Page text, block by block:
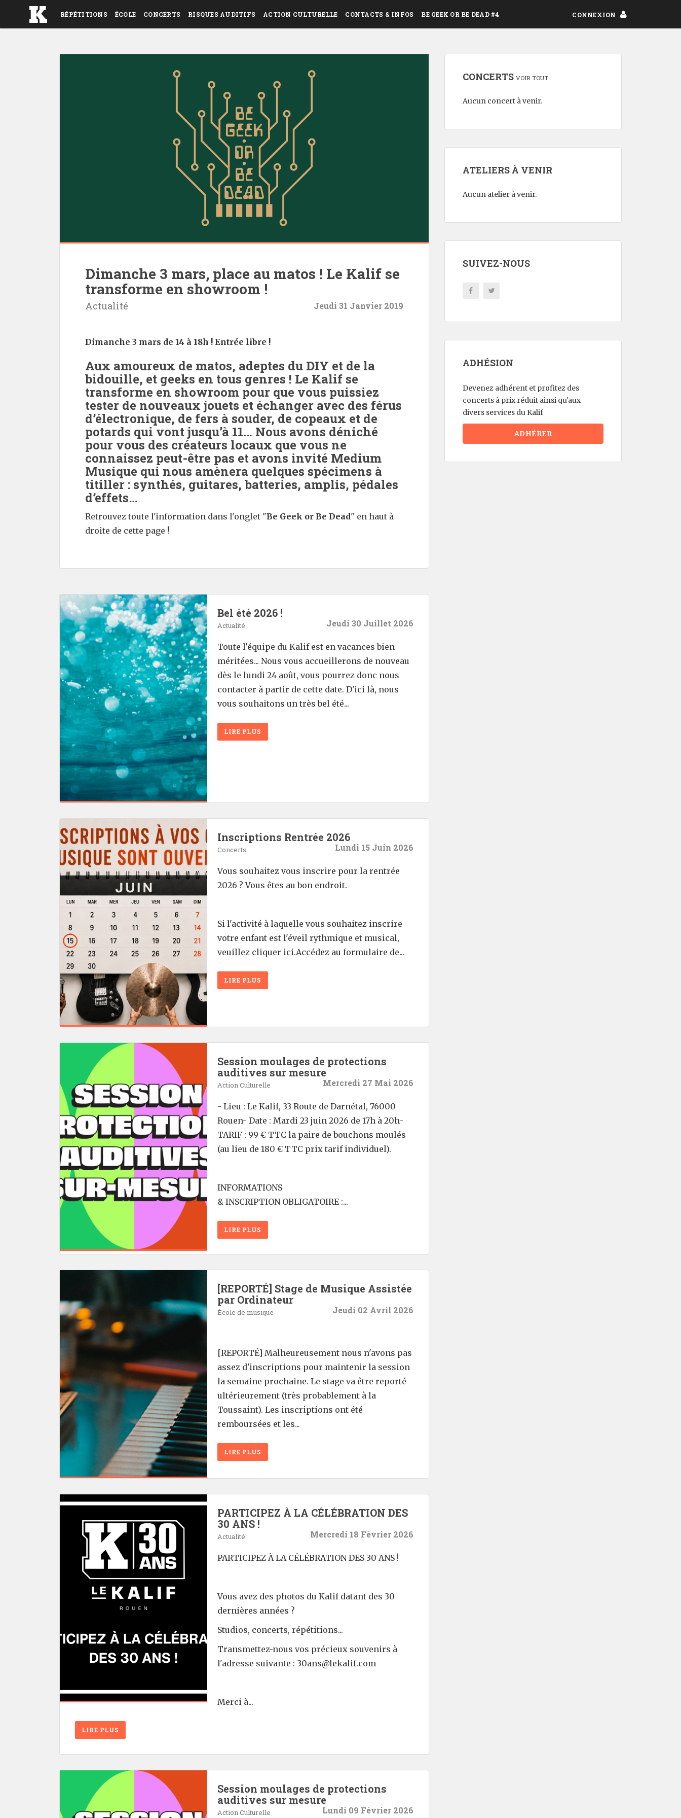
RÉPÉTITIONS ÉCOLE CONCERTS RISQUES AUDITIFS ACTION CULTURELLE CONTACTS & INFOS BE GEEK OR BE DEAD #4 CONNEXION
Dimanche 3 mars, place au matos ! Le Kalif se
transforme en showroom !
Actualité Jeudi 31 Janvier 2019
Dimanche 3 mars de 14 à 18h ! Entrée libre !
Aux amoureux de matos, adeptes du DIY et de la
bidouille, et geeks en tous genres ! Le Kalif se
transforme en showroom pour que vous puissiez
tester de nouveaux jouets et échanger avec des férus
d’électronique, de fers à souder, de copeaux et de
potards qui vont jusqu’à 11… Nous avons déniché
pour vous des créateurs locaux que vous ne
connaissez peut-être pas et avons invité Medium
Musique qui nous amènera quelques spécimens à
titiller : synthés, guitares, batteries, amplis, pédales
d’effets…
Retrouvez toute l'information dans l'onglet "Be Geek or Be Dead" en haut à
droite de cette page !
Bel été 2026 !
Actualité Jeudi 30 Juillet 2026
Toute l'équipe du Kalif est en vacances bien
méritées... Nous vous accueillerons de nouveau
dès le lundi 24 août, vous pourrez donc nous
contacter à partir de cette date. D'ici là, nous
vous souhaitons un très bel été...
LIRE PLUS
Inscriptions Rentrée 2026
Concerts Lundi 15 Juin 2026
Vous souhaitez vous inscrire pour la rentrée
2026 ? Vous êtes au bon endroit.
Si l'activité à laquelle vous souhaitez inscrire
votre enfant est l'éveil rythmique et musical,
veuillez cliquer ici.Accédez au formulaire de...
LIRE PLUS
Session moulages de protections
auditives sur mesure
Action Culturelle Mercredi 27 Mai 2026
- Lieu : Le Kalif, 33 Route de Darnétal, 76000
Rouen- Date : Mardi 23 juin 2026 de 17h à 20h-
TARIF : 99 € TTC la paire de bouchons moulés
(au lieu de 180 € TTC prix tarif individuel).
INFORMATIONS
& INSCRIPTION OBLIGATOIRE :...
LIRE PLUS
[REPORTÉ] Stage de Musique Assistée
par Ordinateur
École de musique Jeudi 02 Avril 2026
[REPORTÉ] Malheureusement nous n'avons pas
assez d'inscriptions pour maintenir la session
la semaine prochaine. Le stage va être reporté
ultérieurement (très probablement à la
Toussaint). Les inscriptions ont été
remboursées et les...
LIRE PLUS
PARTICIPEZ À LA CÉLÉBRATION DES
30 ANS !
Actualité Mercredi 18 Février 2026
PARTICIPEZ À LA CÉLÉBRATION DES 30 ANS !
Vous avez des photos du Kalif datant des 30
dernières années ?
Studios, concerts, répétitions...
Transmettez-nous vos précieux souvenirs à
l'adresse suivante : 30ans@lekalif.com
Merci à...
LIRE PLUS
Session moulages de protections
auditives sur mesure
Action Culturelle Lundi 09 Février 2026
CONCERTS VOIR TOUT
Aucun concert à venir.
ATELIERS À VENIR
Aucun atelier à venir.
SUIVEZ-NOUS
ADHÉSION
Devenez adhérent et profitez des
concerts à prix réduit ainsi qu'aux
divers services du Kalif